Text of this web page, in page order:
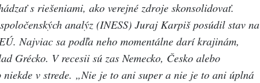
s riešeniami, ako verejné zdroje skonsolidovať.
analýz (INESS) Juraj Karpiš posúdil stav na
Najviac sa podľa neho momentálne darí krajinám,
Grécko. V recesii sú zas Nemecko, Česko alebo
niekde v strede. „Nie je to ani super a nie je to ani úplná